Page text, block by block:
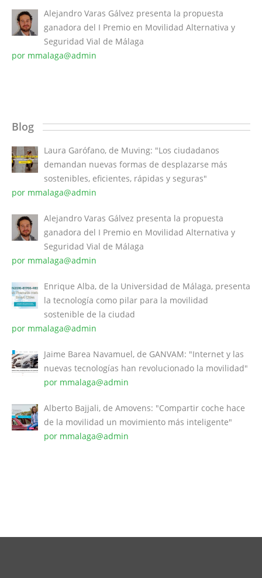
Alejandro Varas Gálvez presenta la propuesta
ganadora del I Premio en Movilidad Alternativa y
Seguridad Vial de Málaga
por mmalaga@admin
Blog
Laura Garófano, de Muving: "Los ciudadanos
demandan nuevas formas de desplazarse más
sostenibles, eficientes, rápidas y seguras"
por mmalaga@admin
Alejandro Varas Gálvez presenta la propuesta
ganadora del I Premio en Movilidad Alternativa y
Seguridad Vial de Málaga
por mmalaga@admin
Enrique Alba, de la Universidad de Málaga, presenta
la tecnología como pilar para la movilidad
sostenible de la ciudad
por mmalaga@admin
Jaime Barea Navamuel, de GANVAM: "Internet y las
nuevas tecnologías han revolucionado la movilidad"
por mmalaga@admin
Alberto Bajjali, de Amovens: "Compartir coche hace
de la movilidad un movimiento más inteligente"
por mmalaga@admin